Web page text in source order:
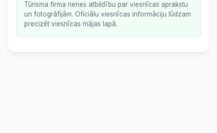
Tūrisma firma nenes atbildību par viesnīcas aprakstu
un fotogrāfijām. Oficiālu viesnīcas informāciju lūdzam
precizēt viesnīcas mājas lapā.